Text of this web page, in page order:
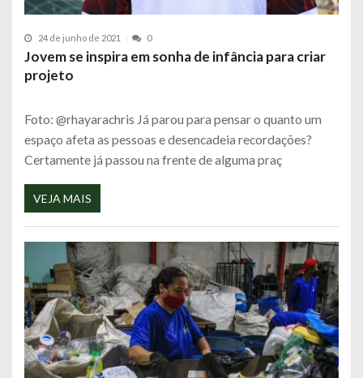
24 de junho de 2021 0
Jovem se inspira em sonha de infância para criar
projeto
Foto: @rhayarachris Já parou para pensar o quanto um
espaço afeta as pessoas e desencadeia recordações?
Certamente já passou na frente de alguma praç
VEJA MAIS